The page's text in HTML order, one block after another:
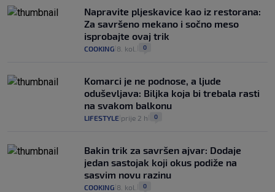
Napravite pljeskavice kao iz restorana:
Za savršeno mekano i sočno meso
isprobajte ovaj trik
COOKING 8. kol. 0
Komarci je ne podnose, a ljude
oduševljava: Biljka koja bi trebala rasti
na svakom balkonu
LIFESTYLE prije 2 h 0
Bakin trik za savršen ajvar: Dodaje
jedan sastojak koji okus podiže na
sasvim novu razinu
COOKING 8. kol. 0